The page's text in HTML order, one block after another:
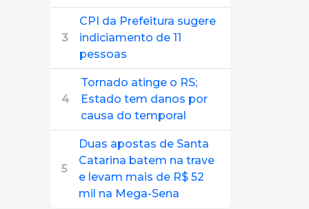
3
CPI da Prefeitura sugere
indiciamento de 11
pessoas
4
Tornado atinge o RS;
Estado tem danos por
causa do temporal
5
Duas apostas de Santa
Catarina batem na trave
e levam mais de R$ 52
mil na Mega-Sena